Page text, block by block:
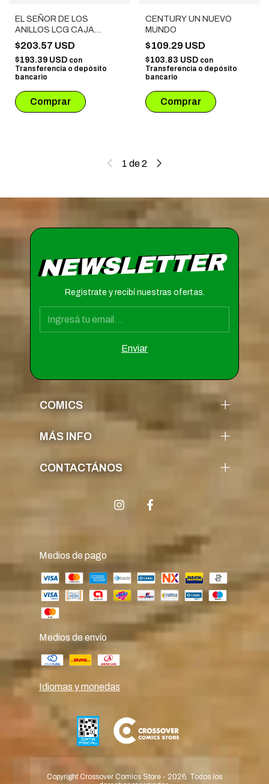
EL SEÑOR DE LOS
ANILLOS LCG CAJA
BÁSICA ED. REVISADA
$203.57 USD
$193.39 USD con
Transferencia o depósito
bancario
CENTURY UN NUEVO
MUNDO
$109.29 USD
$103.83 USD con
Transferencia o depósito
bancario
1 de2
NEWSLETTER
Registrate y recibí nuestras ofertas.
COMICS
MÁS INFO
CONTACTÁNOS
Medios de pago
Medios de envío
Idiomas y monedas
Copyright Crossover Comics Store - 2026. Todos los